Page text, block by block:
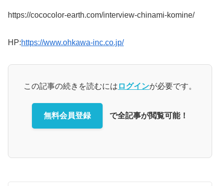
https://cococolor-earth.com/interview-chinami-komine/
HP:https://www.ohkawa-inc.co.jp/
この記事の続きを読むには ログインが必要です。
無料会員登録 で全記事が閲覧可能！